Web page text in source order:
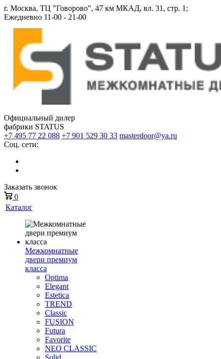
г. Москва, ТЦ "Говорово", 47 км МКАД, вл. 31, стр. 1;
Ежедневно 11-00 - 21-00
Официальный дилер
фабрики STATUS
+7 495 77 22 088 +7 901 529 30 33 masterdoor@ya.ru
Соц. сети:
Заказать звонок
0
Каталог
Межкомнатные
двери премиум
класса
Optima
Elegant
Estetica
TREND
Classic
FUSION
Futura
Favorite
NEO CLASSIC
Solid